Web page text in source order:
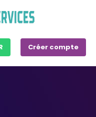
Créer compte